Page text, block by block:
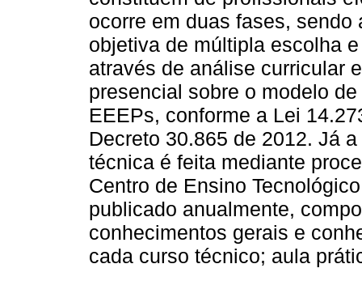
ocorre em duas fases,
objetiva de múltipla escolha
através de análise curricular
presencial sobre o modelo
EEEPs, conforme a Lei
Decreto 30.865 de 2012. Já
técnica é feita mediante
Centro de Ensino
publicado anualmente,
conhecimentos gerais e
cada curso técnico; aula